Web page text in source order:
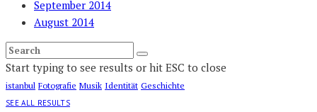
September 2014
August 2014
Start typing to see results or hit ESC to close
istanbul Fotografie Musik Identität Geschichte
SEE ALL RESULTS